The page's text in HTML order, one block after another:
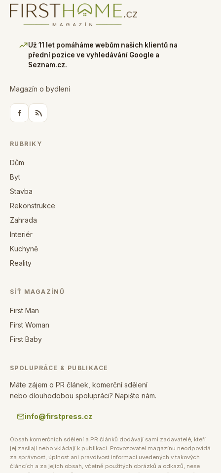
Už 11 let pomáháme webům našich klientů na
přední pozice ve vyhledávání Google a
Seznam.cz.
Magazín o bydlení
RUBRIKY
Dům
Byt
Stavba
Rekonstrukce
Zahrada
Interiér
Kuchyně
Reality
SÍŤ MAGAZÍNŮ
First Man
First Woman
First Baby
SPOLUPRÁCE & PUBLIKACE
Máte zájem o PR článek, komerční sdělení
nebo dlouhodobou spolupráci? Napište nám.
info@firstpress.cz
Obsah komerčních sdělení a PR článků dodávají sami zadavatelé, kteří
jej zasílají nebo vkládají k publikaci. Provozovatel magazínu neodpovídá
za správnost, úplnost ani pravdivost informací uvedených v takových
článcích a za jejich obsah, včetně použitých obrázků a odkazů, nese